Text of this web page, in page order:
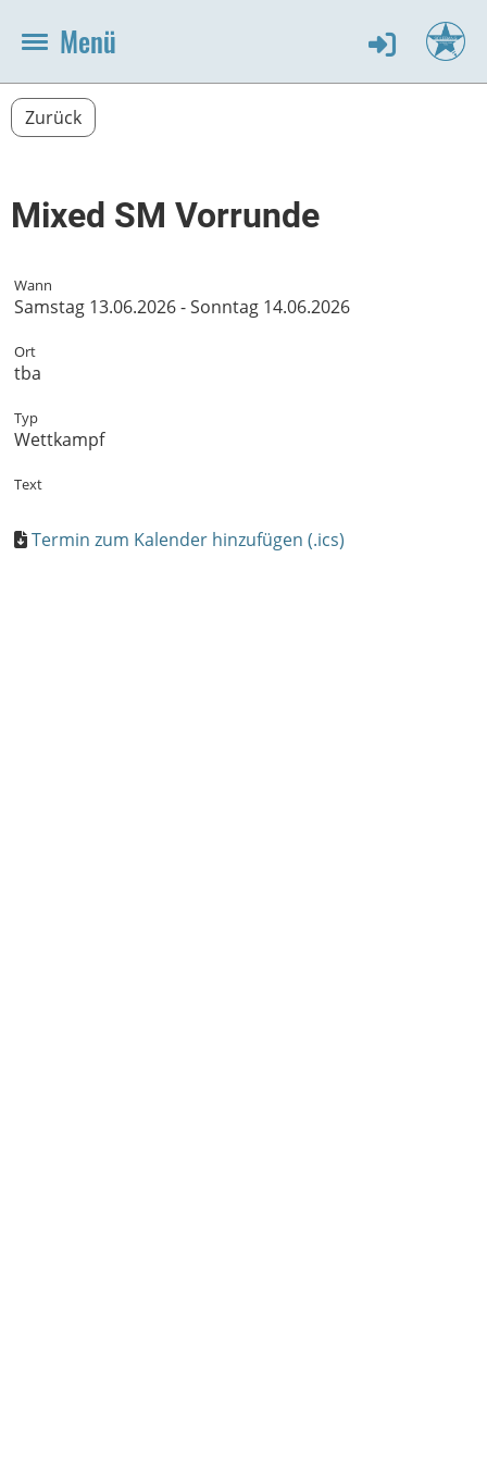
Menü
Zurück
Mixed SM Vorrunde
Wann
Samstag 13.06.2026 - Sonntag 14.06.2026
Ort
tba
Typ
Wettkampf
Text
Termin zum Kalender hinzufügen (.ics)